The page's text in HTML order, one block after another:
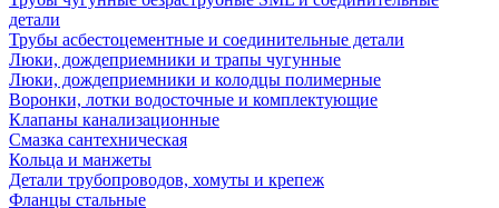
детали
Трубы асбестоцементные и соединительные детали
Люки, дождеприемники и трапы чугунные
Люки, дождеприемники и колодцы полимерные
Воронки, лотки водосточные и комплектующие
Клапаны канализационные
Смазка сантехническая
Кольца и манжеты
Детали трубопроводов, хомуты и крепеж
Фланцы стальные